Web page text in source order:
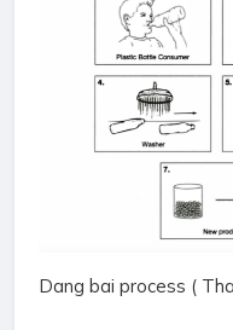
Dang bai process (